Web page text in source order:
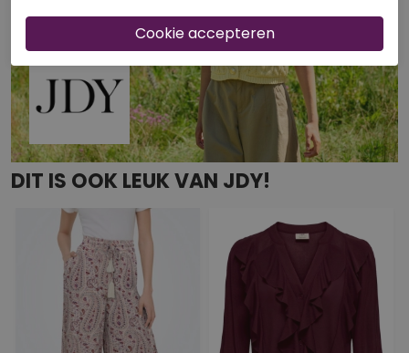
DIT IS OOK LEUK VAN JDY!